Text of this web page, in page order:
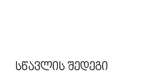
სწავლის შედეგი